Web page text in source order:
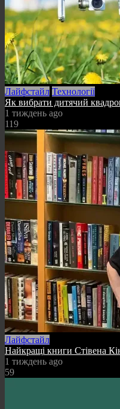
Лайфстайл Технології
Як вибрати дитячий
1 тиждень ago
119
Лайфстайл
Найкращі книги Стівена
1 тиждень ago
59